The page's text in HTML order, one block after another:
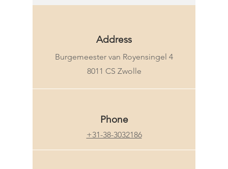
Address
Burgemeester van Royensingel 4
8011 CS Zwolle
Phone
+31-38-3032186